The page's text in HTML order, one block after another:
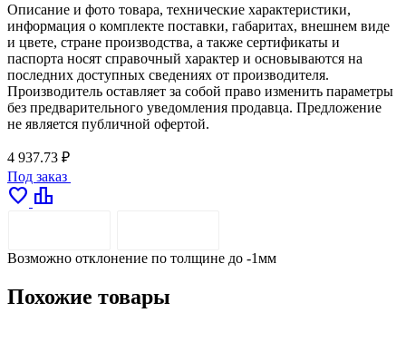
Описание и фото товара, технические характеристики,
информация о комплекте поставки, габаритах, внешнем виде
и цвете, стране производства, а также сертификаты и
паспорта носят справочный характер и основываются на
последних доступных сведениях от производителя.
Производитель оставляет за собой право изменить параметры
без предварительного уведомления продавца. Предложение
не является публичной офертой.
4 937.73 ₽
Под заказ
favorite leaderboard
Возможно отклонение по толщине до -1мм
Похожие товары